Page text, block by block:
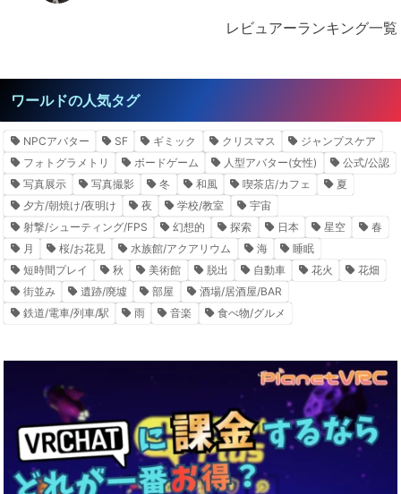
レビュアーランキング一覧
ワールドの人気タグ
NPCアバター SF ギミック クリスマス
ジャンプスケア
フォトグラメトリ
ボードゲーム 人型アバター(女性)
公式/公認
写真展示
写真撮影 冬 和風 喫茶店/カフェ
夏
夕方/朝焼け/夜明け
夜 学校/教室
宇宙
射撃/シューティング/FPS
幻想的 探索 日本 星空
春
月
桜/お花見 水族館/アクアリウム 海
睡眠
短時間プレイ
秋 美術館 脱出 自動車 花火
花畑
街並み
遺跡/廃墟 部屋
酒場/居酒屋/BAR
鉄道/電車/列車/駅
雨 音楽 食べ物/グルメ